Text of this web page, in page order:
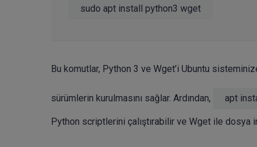
Bu komutlar, Python 3 ve Wget’i Ubuntu
sürümlerin kurulmasını sağlar. Ardından, apt
Python scriptlerini çalıştırabilir ve Wget ile dosya